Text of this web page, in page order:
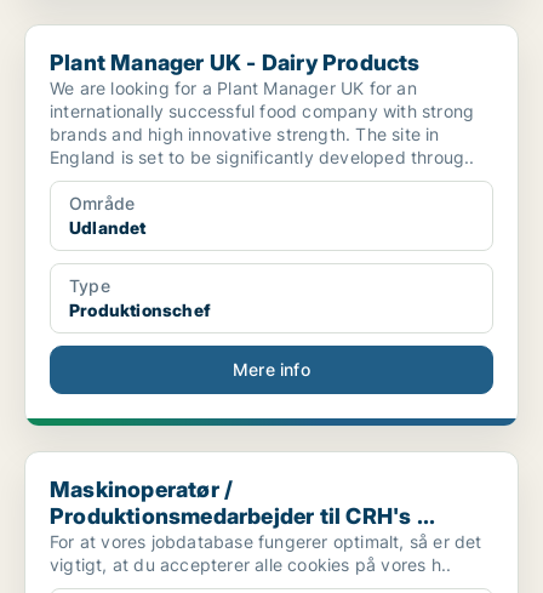
Plant Manager UK - Dairy Products
Plant Manager UK - Dairy Products
We are looking for a Plant Manager UK for an
internationally successful food company with strong
brands and high innovative strength. The site in
England is set to be significantly developed throug..
Område
Udlandet
Type
Produktionschef
Mere info
Maskinoperatør / Produktionsmedarbejder til CRH's ...
Maskinoperatør /
Produktionsmedarbejder til CRH's ...
For at vores jobdatabase fungerer optimalt, så er det
vigtigt, at du accepterer alle cookies på vores h..